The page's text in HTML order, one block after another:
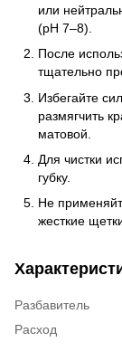
или
(pH 7–8).
После
тщательно
Избегайте
размягчить
матовой.
Для чистки
губку.
Не
жесткие
Разбавитель
Расход